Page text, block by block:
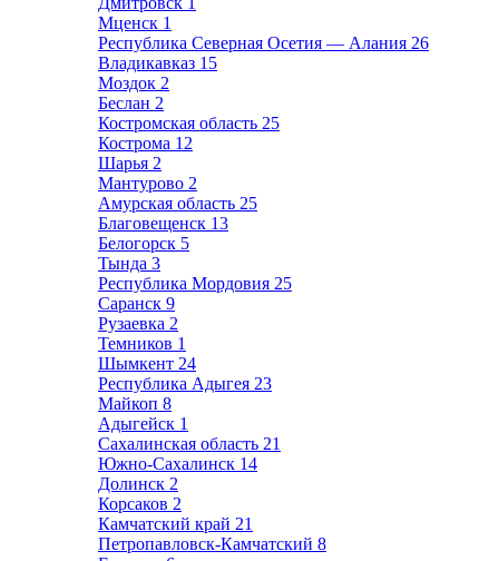
Мценск 1
Республика Северная Осетия — Алания 26
Владикавказ 15
Моздок 2
Беслан 2
Костромская область 25
Кострома 12
Шарья 2
Мантурово 2
Амурская область 25
Благовещенск 13
Белогорск 5
Тында 3
Республика Мордовия 25
Саранск 9
Рузаевка 2
Темников 1
Шымкент 24
Республика Адыгея 23
Майкоп 8
Адыгейск 1
Сахалинская область 21
Южно-Сахалинск 14
Долинск 2
Корсаков 2
Камчатский край 21
Петропавловск-Камчатский 8